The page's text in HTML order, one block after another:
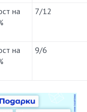
на
7/12
на
9/6